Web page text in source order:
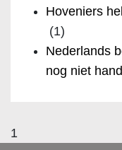
Hoveniers
(1)
Nederlands
nog niet
1